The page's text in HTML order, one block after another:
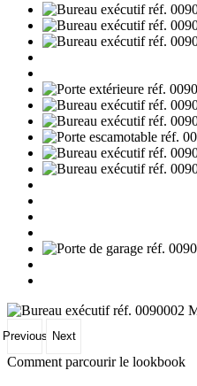
Previous Next
Comment parcourir le lookbook